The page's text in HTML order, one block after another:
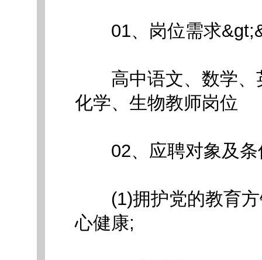
01、岗位需求
高中语文、数学、
化学、生物教师岗位
02、应聘对象及条
(1)拥护党的教育方
心健康;